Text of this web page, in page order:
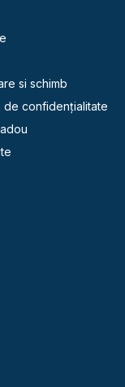
si schimb
de confidențialitate